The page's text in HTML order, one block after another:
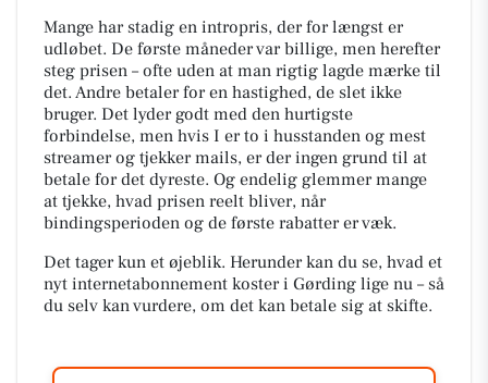
Mange har stadig en intropris, der for længst er
udløbet. De første måneder var billige, men herefter
steg prisen – ofte uden at man rigtig lagde mærke til
det. Andre betaler for en hastighed, de slet ikke
bruger. Det lyder godt med den hurtigste
forbindelse, men hvis I er to i husstanden og mest
streamer og tjekker mails, er der ingen grund til at
betale for det dyreste. Og endelig glemmer mange
at tjekke, hvad prisen reelt bliver, når
bindingsperioden og de første rabatter er væk.
Det tager kun et øjeblik. Herunder kan du se, hvad et
nyt internetabonnement koster i Gørding lige nu – så
du selv kan vurdere, om det kan betale sig at skifte.